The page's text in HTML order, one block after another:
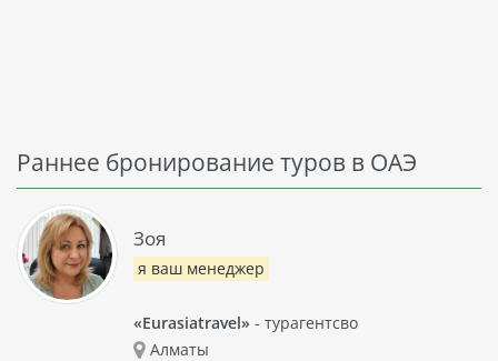
Раннее бронирование туров в ОАЭ
Зоя
я ваш менеджер
«Eurasiatravel» - турагентсво
Алматы